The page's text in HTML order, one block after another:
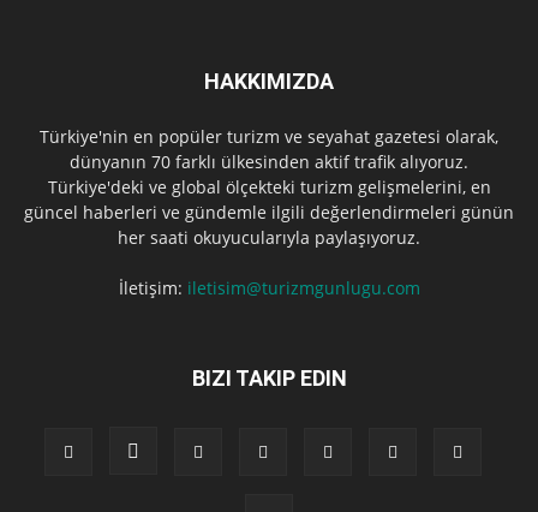
HAKKIMIZDA
Türkiye'nin en popüler turizm ve seyahat gazetesi olarak,
dünyanın 70 farklı ülkesinden aktif trafik alıyoruz.
Türkiye'deki ve global ölçekteki turizm gelişmelerini, en
güncel haberleri ve gündemle ilgili değerlendirmeleri günün
her saati okuyucularıyla paylaşıyoruz.
İletişim: iletisim@turizmgunlugu.com
BIZI TAKIP EDIN